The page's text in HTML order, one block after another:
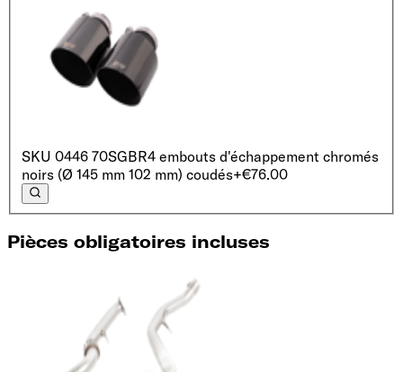
SKU 0446 70SGBR4 embouts d'échappement chromés
noirs (Ø 145 mm 102 mm) coudés+€76.00
Pièces obligatoires incluses